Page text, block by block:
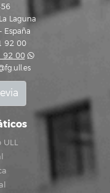
Laguna
España
92 00
92 00
ULL